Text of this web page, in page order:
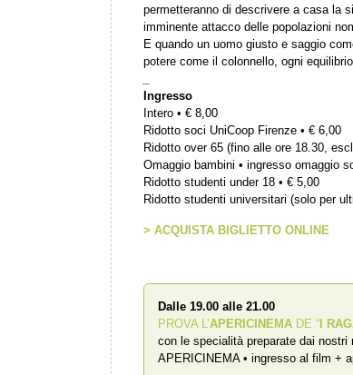
permetteranno di descrivere a casa la
imminente attacco delle popolazioni
E quando un uomo giusto e saggio
potere come il colonnello, ogni
Ingresso
Intero • € 8,00
Ridotto soci UniCoop Firenze • € 6,00
Ridotto over 65 (fino alle ore 18.30,
Omaggio bambini • ingresso omaggio
Ridotto studenti under 18 • € 5,00
Ridotto studenti universitari (solo per
> ACQUISTA BIGLIETTO ONLINE
Dalle 19.00 alle 21.00
PROVA L’APERICINEMA DE “ I
con le specialità preparate dai nostri
APERICINEMA • ingresso al film +